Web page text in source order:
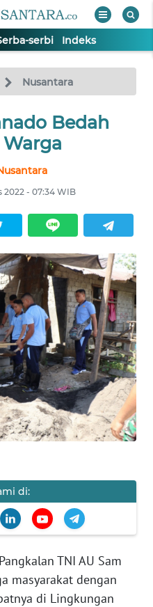
serbi Indeks
Nusantara
Bedah
2022 - 07:34 WIB
di:
Pangkalan TNI AU Sam
masyarakat dengan
di Lingkungan